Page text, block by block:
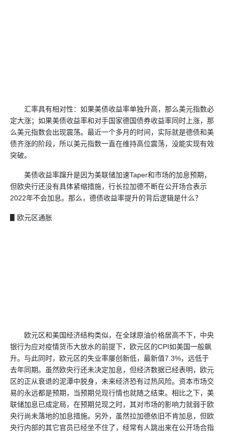
汇率具有相对性：如果美债收益率单独升高，那么美元指数必
定大涨；如果美债收益率和对手国家德国债券收益率同时上涨，那
么美元指数会出现震荡。最近一个多月的时间，实际就是德债和美
债齐涨的阶段，所以美元指数一直在维持高位震荡，没能实现有效
突破。
美债收益率蹿升是因为美联储加速Taper和市场的加息预期，
但欧央行还没有具体紧缩措施，行长拉加德不断在公开场合表示
2022年不会加息。那么，德债收益率提升的背后逻辑是什么？
▋欧元区通胀
欧元区和美国经济结构类似，在全球原油价格居高不下，中央
银行为应对疫情货币大放水的前提下，欧元区的CPI如美国一般飙
升。与此同时，欧元区的失业率屡创新低，最新值7.3%，远低于
去年同期。虽然欧央行还未决定加息，但经济数据已经表明，欧元
区的正从衰退的泥潭中脱身，未来经济恐有过热风险。资本市场交
易的永远都是预期，当预期兑现行情也就随之结束。相比之下，美
联储加息已成定局，在预期兑现之时，其对市场的影响力就弱于欧
央行尚未落地的加息措施。另外，虽然拉加德依旧不肯加息，但欧
央行内部的其它官员已经坐不住了，经常有人跳出来在公开场合指